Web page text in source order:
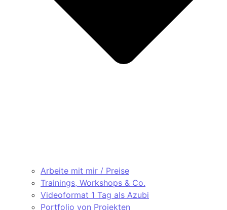
Arbeite mit mir / Preise
Trainings, Workshops & Co.
Videoformat 1 Tag als Azubi
Portfolio von Projekten